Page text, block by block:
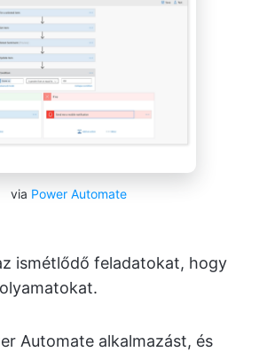
via Power Automate
ismétlődő feladatokat, hogy
Automate alkalmazást, és